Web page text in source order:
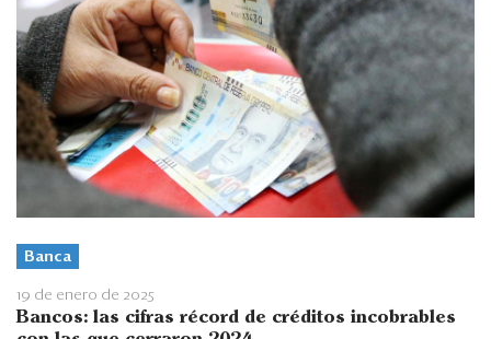
Banca
19 de enero de 2025
Bancos: las cifras récord de créditos incobrables